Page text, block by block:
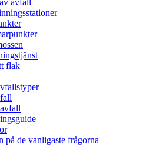
flak
på de vanligaste frågorna